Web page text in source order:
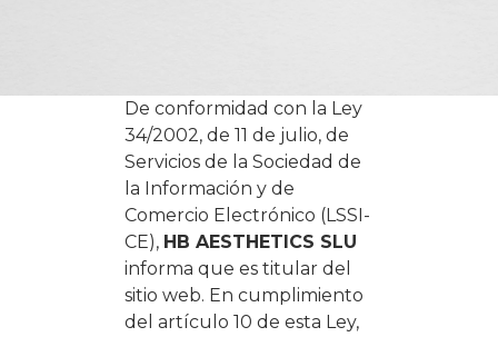
De conformidad con la Ley
34/2002, de 11 de julio, de
Servicios de la Sociedad de
la Información y de
Comercio Electrónico (LSSI-
CE), HB AESTHETICS SLU
informa que es titular del
sitio web. En cumplimiento
del artículo 10 de esta Ley,